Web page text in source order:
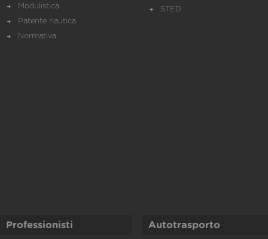
Modulistica
Patente nautica
Normativa
STED
Professionisti Autotrasporto